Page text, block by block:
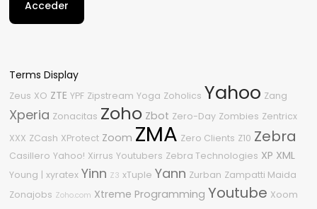
Acceder
Terms Display
Zeus XO ZTE YPF Zipstream Yoga Zoholics Yahoo Zang
Xperia Zonacitas Zoho Zbot Zero-Day Zombies Zentricx
XXX ZCash XProtect Zoom ZMA Zero Clients Z10 Zebra
Casillero Yahoo! Xirrus Youtubers Zebra Technologies XP XML
Young | xyratex Yinn Z3 xTuple Yann Zurban Zampatti Maida
Zonajobs Zoho.com Xtreme Programming Youtube Xoom